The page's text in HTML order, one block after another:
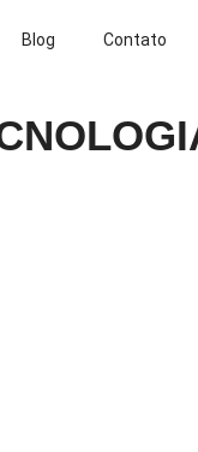
Blog Contato